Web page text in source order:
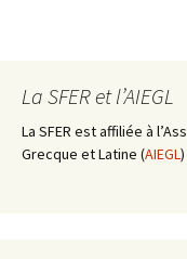
La SFER et l’AIEGL
La SFER est affiliée à
Grecque et Latine (AIEGL)